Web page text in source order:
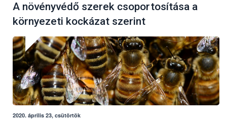
A növényvédő szerek csoportosítása a
környezeti kockázat szerint
2020. április 23, csütörtök